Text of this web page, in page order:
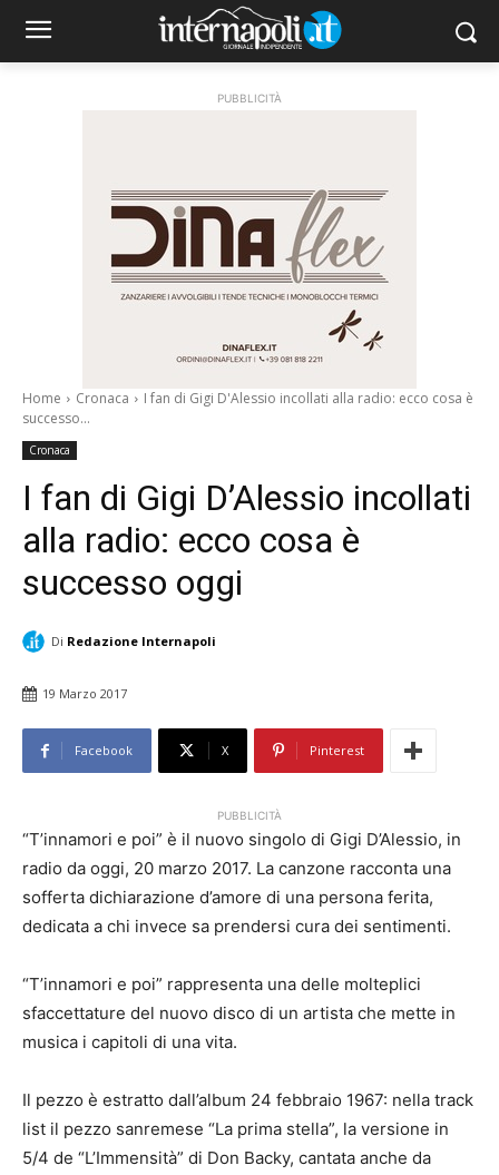
PUBBLICITÀ
Home Cronaca
I fan di Gigi D'Alessio incollati alla radio: ecco cosa è
successo...
Cronaca
I fan di Gigi D’Alessio incollati
alla radio: ecco cosa è
successo oggi
Di Redazione Internapoli
19 Marzo 2017
Facebook X Pinterest
PUBBLICITÀ
“T’innamori e poi” è il nuovo singolo di Gigi D’Alessio, in
radio da oggi, 20 marzo 2017. La canzone racconta una
sofferta dichiarazione d’amore di una persona ferita,
dedicata a chi invece sa prendersi cura dei sentimenti.
“T’innamori e poi” rappresenta una delle molteplici
sfaccettature del nuovo disco di un artista che mette in
musica i capitoli di una vita.
Il pezzo è estratto dall’album 24 febbraio 1967: nella track
list il pezzo sanremese “La prima stella”, la versione in
5/4 de “L’Immensità” di Don Backy, cantata anche da